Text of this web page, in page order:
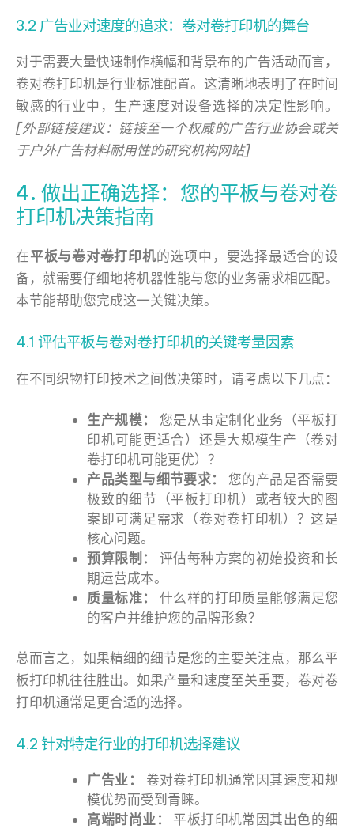
3.2 广告业对速度的追求：卷对卷打印机的舞台
对于需要大量快速制作横幅和背景布的广告活动而言，
卷对卷打印机是行业标准配置。这清晰地表明了在时间
敏感的行业中，生产速度对设备选择的决定性影响。
[外部链接建议：链接至一个权威的广告行业协会或关
于户外广告材料耐用性的研究机构网站]
4. 做出正确选择：您的平板与卷对卷
打印机决策指南
在平板与卷对卷打印机的选项中，要选择最适合的设
备，就需要仔细地将机器性能与您的业务需求相匹配。
本节能帮助您完成这一关键决策。
4.1 评估平板与卷对卷打印机的关键考量因素
在不同织物打印技术之间做决策时，请考虑以下几点：
生产规模：
您是从事定制化业务（平板打
印机可能更适合）还是大规模生产（卷对
卷打印机可能更优）？
产品类型与细节要求：
您的产品是否需要
极致的细节（平板打印机）或者较大的图
案即可满足需求（卷对卷打印机）？这是
核心问题。
预算限制：
评估每种方案的初始投资和长
期运营成本。
质量标准：
什么样的打印质量能够满足您
的客户并维护您的品牌形象？
总而言之，如果精细的细节是您的主要关注点，那么平
板打印机往往胜出。如果产量和速度至关重要，卷对卷
打印机通常是更合适的选择。
4.2 针对特定行业的打印机选择建议
广告业：
卷对卷打印机通常因其速度和规
模优势而受到青睐。
高端时尚业：
平板打印机常因其出色的细